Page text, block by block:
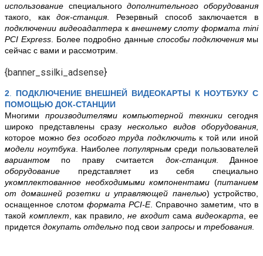
использование специальногодополнительного оборудования
такого, какдок-станция. Резервный способ заключается в
подключении видеоадаптера к внешнему слоту формата mini
PCI Express . Более подробно данныеспособы подключениямы
сейчас с вами и рассмотрим.
{banner_ssilki_adsense}
2
ПОДКЛЮЧЕНИЕ ВНЕШНЕЙ ВИДЕОКАРТЫ К НОУТБУКУ С
ПОМОЩЬЮ ДОК-СТАНЦИИ
Многими производителями компьютерной техники сегодня
широко представлены сразу несколько видов оборудования,
которое можнобез особого труда подключить к той или иной
модели ноутбука . Наиболее популярнымсреди пользователей
вариантом по праву считается док-станция. Данное
оборудование представляет из себя специально
укомплектованное необходимыми компонентами (питанием
от домашней розетки и управляющей панелью) устройство,
оснащенное слотом формата PCI-E. Справочно заметим, что в
такой комплект , как правило, не входит сама видеокарта , ее
придется докупать отдельно под свои запросы и требования.